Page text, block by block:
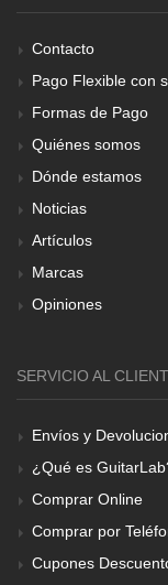
Contacto
Pago Flexible con
Formas de Pago
Quiénes somos
Dónde estamos
Noticias
Artículos
Marcas
Opiniones
SERVICIO AL
Envíos y
¿Qué es
Comprar Online
Comprar por
Cupones